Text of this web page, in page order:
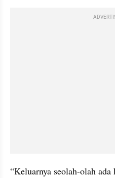
“Keluarnya seolah-olah